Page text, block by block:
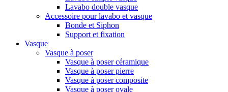
Lavabo double vasque
Accessoire pour lavabo et vasque
Bonde et Siphon
Support et fixation
Vasque
Vasque à poser
Vasque à poser céramique
Vasque à poser pierre
Vasque à poser composite
Vasque à poser ovale